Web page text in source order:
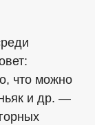
что можно
и др. —